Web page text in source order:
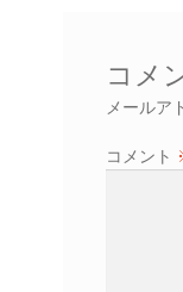
コメ
メールア
コメント